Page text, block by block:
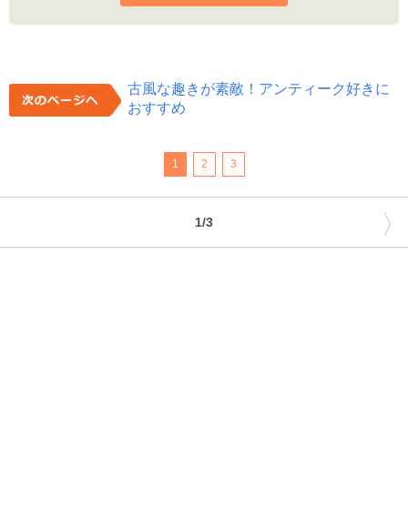
古風な趣きが素敵！アンティーク好きに
おすすめ
1 2 3
1/3 〉